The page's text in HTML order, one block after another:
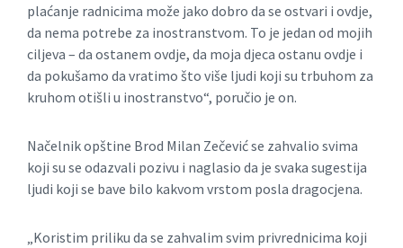
plaćanje radnicima može jako dobro da se ostvari i ovdje,
da nema potrebe za inostranstvom. To je jedan od mojih
ciljeva – da ostanem ovdje, da moja djeca ostanu ovdje i
da pokušamo da vratimo što više ljudi koji su trbuhom za
kruhom otišli u inostranstvo“, poručio je on.
Načelnik opštine Brod Milan Zečević se zahvalio svima
koji su se odazvali pozivu i naglasio da je svaka sugestija
ljudi koji se bave bilo kakvom vrstom posla dragocjena.
„Koristim priliku da se zahvalim svim privrednicima koji